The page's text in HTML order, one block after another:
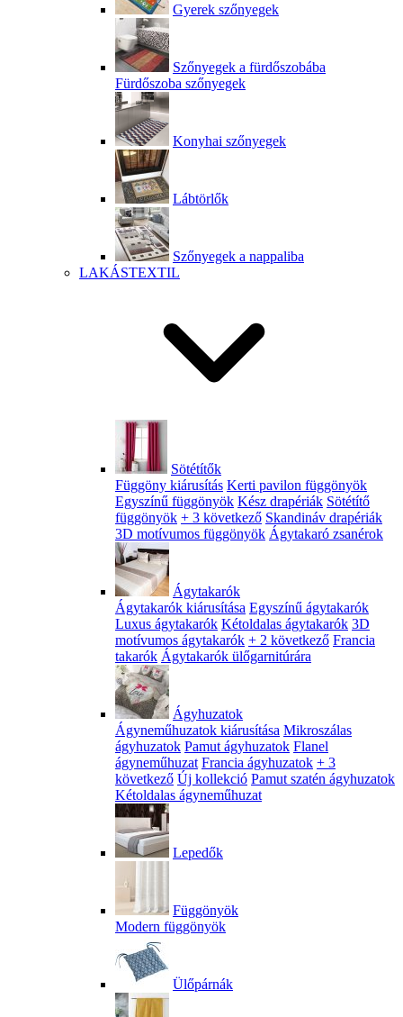
Gyerek szőnyegek
Szőnyegek a fürdőszobába
Fürdőszoba szőnyegek
Konyhai szőnyegek
Lábtörlők
Szőnyegek a nappaliba
LAKÁSTEXTIL
Sötétítők
Függöny kiárusítás Kerti pavilon függönyök
Egyszínű függönyök Kész drapériák Sötétítő
függönyök + 3 következő Skandináv drapériák
3D motívumos függönyök Ágytakaró zsanérok
Ágytakarók
Ágytakarók kiárusítása Egyszínű ágytakarók
Luxus ágytakarók Kétoldalas ágytakarók 3D
motívumos ágytakarók + 2 következő Francia
takarók Ágytakarók ülőgarnitúrára
Ágyhuzatok
Ágyneműhuzatok kiárusítása Mikroszálas
ágyhuzatok Pamut ágyhuzatok Flanel
ágyneműhuzat Francia ágyhuzatok + 3
következő Új kollekció Pamut szatén ágyhuzatok
Kétoldalas ágyneműhuzat
Lepedők
Függönyök
Modern függönyök
Ülőpárnák